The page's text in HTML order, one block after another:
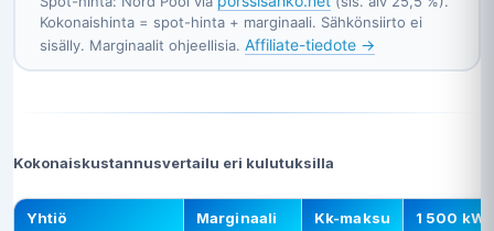
Kokonaishinta = spot-hinta + marginaali. Sähkönsiirto ei
sisälly. Marginaalit ohjeellisia. Affiliate-tiedote →
Kokonaiskustannusvertailu eri kulutuksilla
Yhtiö Marginaali Kk-maksu 1 500